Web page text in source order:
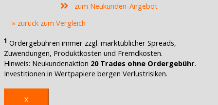
zum Neukunden-Angebot
» zurück zum Vergleich
1 Ordergebühren immer zzgl. marktüblicher Spreads,
Zuwendungen, Produktkosten und Fremdkosten.
Hinweis: Neukundenaktion 20 Trades ohne Ordergebühr.
Investitionen in Wertpapiere bergen Verlustrisiken.
X